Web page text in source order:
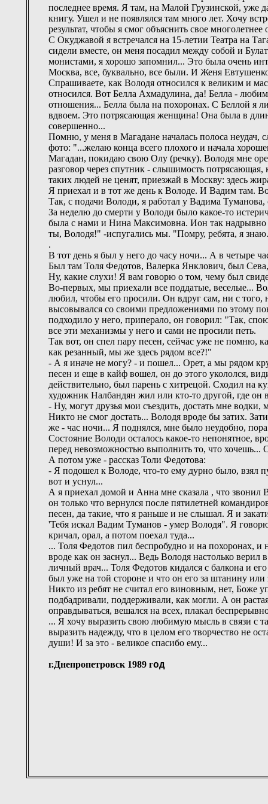
последнее время. Я там, на Малой Грузинской, уже
книгу. Ушел и не появлялся там много лет. Хочу
результат, чтобы я смог объяснить свое многолетнее
С Окуджавой я встречался на 15-летии Театра на
сидели вместе, он меня посадил между собой и
монистами, я хорошо запомнил... Это была очень
Москва, все, буквально, все были. И Женя
Спрашиваете, как Володя относился к великим и
относился. Вот Белла Ахмадулина, да! Белла -
отношения... Белла была на похоронах. С Беллой я
вдвоем. Это потрясающая женщина! Она была в
совершенно...
Помню, у меня в Магадане началась полоса неудач,
фото: "...желаю конца всего плохого и начала
Магадан, покидаю свою Олу (речку). Володя мне
разговор через спутник - слышимость
таких людей не ценят, приезжай в Москву: здесь
Я приехал и в тот же день к Володе. И Вадим там.
Так, с подачи Володи, я работал у Вадима
За неделю до смерти у Володи было какое-то
была с нами и Нина Максимовна. Ион так надрывно
ты, Володя!" -испугались мы. "Помру, ребята, я
.
В тот день я был у него до часу ночи... А в четыре
Был там Толя Федотов, Валерка Янклович, был
Ну, какие слухи! Я вам говорю о том, чему был
Во-первых, мы приехали все поддатые, веселые...
любил, чтобы его просили. Он вдруг сам, ни с того,
высовывался со своими предложениями по этому
подходило у него, приперало, он говорил: "Так,
все эти механизмы у него и сами не просили петь.
Так вот, он спел пару песен, сейчас уже не
как резанный, мы же здесь рядом все?!"
- А я иначе не могу? - и пошел... Орет, а мы рядом
песен и еще в кайф вошел, он до этого укололся,
действительно, был парень с хитрецой. Сходил на
художник Налбандян жил или кто-то другой, где он
- Ну, могут друзья мои съездить, достать мне водки,
Никто не смог достать... Володя вроде бы затих.
же - час ночи... Я поднялся, мне было неудобно,
Состояние Володи осталось какое-то непонятное,
перед невозможностью выполнить то, что хочешь...
А потом уже - рассказ Толи Федотова:
- Я подошел к Володе, что-то ему дурно было, взял
вот и уснул...
А я приехал домой и Анна мне сказала , что
он только что вернулся после пятилетней
песен, да такие, что я раньше и не слышал. Я и
'Тебя искал Вадим Туманов - умер Володя". Я
кричал, орал, а потом поехал туда...
... Толя Федотов пил беспробудно и на похоронах,
вроде как он заснул... Ведь Володя настолько верил
личный врач... Толя Федотов кидался с балкона и
был уже на той стороне и что он его за штанину или
Никто из ребят не считал его виновным, нет, Боже
подбадривали, поддерживали, как могли. А он
оправдываться, вешался на всех, плакал
... Я хочу выразить свою любимую мысль в связи с
выразить надежду, что в целом его творчество не
души! И за это - великое спасибо ему...
г.Днепропетровск 1989 год